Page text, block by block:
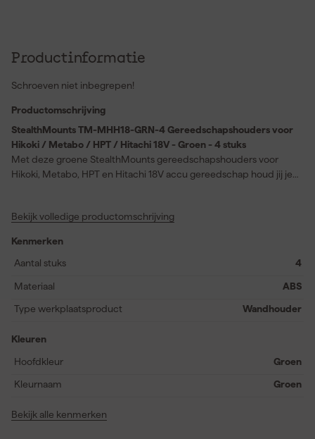
Productinformatie
Schroeven niet inbegrepen!
Productomschrijving
StealthMounts TM-MHH18-GRN-4 Gereedschapshouders voor
Hikoki / Metabo / HPT / Hitachi 18V - Groen - 4 stuks
Met deze groene StealthMounts gereedschapshouders voor
Hikoki, Metabo, HPT en Hitachi 18V accu gereedschap houd jij je
gereedschap en eenvoudig te monteren zijn met schroeven. Je
schappen, aan panelen in je auto of bestelbus, of in en op
gereedschapskisten. Dankzij deze oplossing liggen je machines
optimaal gebruik van beschikbare ruimte en grijpt je
gereedschap altijd snel en veilig. Functionaliteit en flexibiliteit
efficiënt opbergt.
Bekijk volledige productomschrijving
Kenmerken
Aantal stuks
4
Materiaal ABS
Type werkplaatsproduct Wandhouder
Kleuren
Hoofdkleur
Groen
Kleurnaam Groen
Bekijk alle kenmerken